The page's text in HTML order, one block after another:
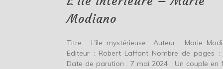
Modiano
Titre : L’île mystérieuse Auteur : Marie
Editeur : Robert Laffont Nombre de pages :
Date de parution : 7 mai 2024 Un couple en